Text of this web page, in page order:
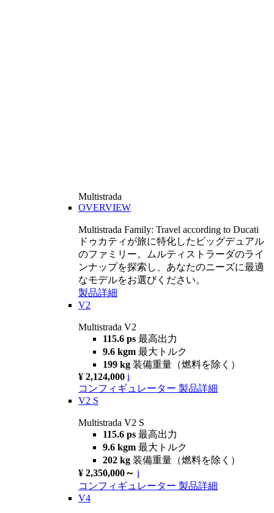
Multistrada
OVERVIEW
Multistrada Family: Travel according to Ducati
ドゥカティが旅に特化したビッグデュアル
のファミリー。ムルティストラーダのライ
ンナップを探索し、あなたのニーズに最適
なモデルをお選びください。
製品詳細
V2
Multistrada V2
115.6 ps 最高出力
9.6 kgm 最大トルク
199 kg 装備重量（燃料を除く）
¥ 2,124,000 i
コンフィギュレーター 製品詳細
V2 S
Multistrada V2 S
115.6 ps 最高出力
9.6 kgm 最大トルク
202 kg 装備重量（燃料を除く）
¥ 2,350,000～ i
コンフィギュレーター 製品詳細
V4